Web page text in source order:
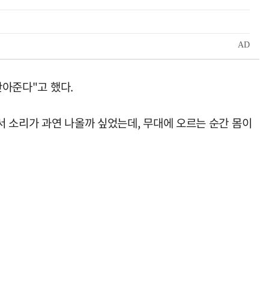
준다"고 했다.
리가 과연 나올까 싶었는데, 무대에 오르는 순간 몸이